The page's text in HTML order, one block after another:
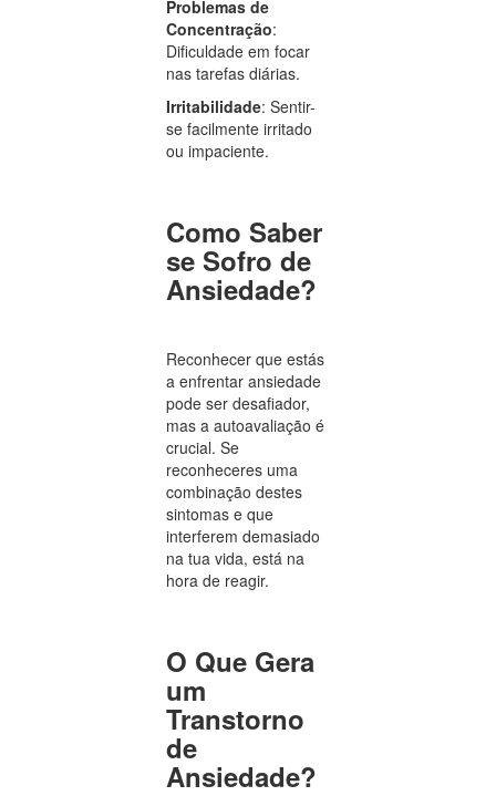
Problemas de
Concentração:
Dificuldade em focar
nas tarefas diárias.
Irritabilidade: Sentir-
se facilmente irritado
ou impaciente.
Como Saber
se Sofro de
Ansiedade?
Reconhecer que estás
a enfrentar ansiedade
pode ser desafiador,
mas a autoavaliação é
crucial. Se
reconheceres uma
combinação destes
sintomas e que
interferem demasiado
na tua vida, está na
hora de reagir.
O Que Gera
um
Transtorno
de
Ansiedade?